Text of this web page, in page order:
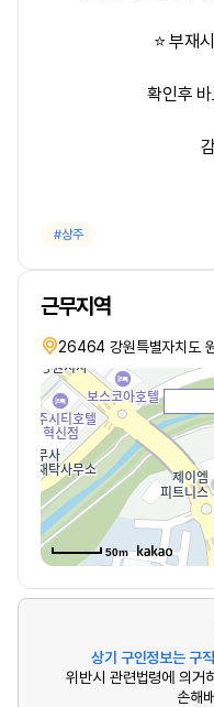
⭐ 부재
확인후 바
상주
근무지역
26464 강원특별자치도
50m
상기 구인정보는 구
위반시 관련법령에 의거
손해